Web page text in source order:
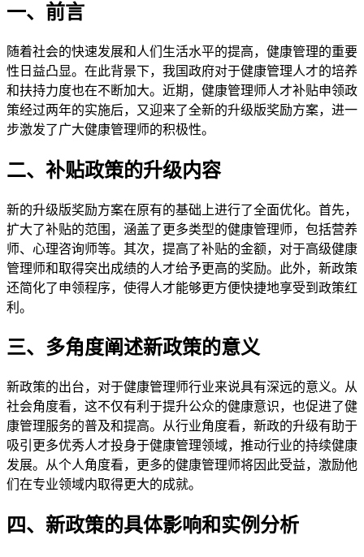
一、前言
随着社会的快速发展和人们生活水平的提高，健康管理的重要
性日益凸显。在此背景下，我国政府对于健康管理人才的培养
和扶持力度也在不断加大。近期，健康管理师人才补贴申领政
策经过两年的实施后，又迎来了全新的升级版奖励方案，进一
步激发了广大健康管理师的积极性。
二、补贴政策的升级内容
新的升级版奖励方案在原有的基础上进行了全面优化。首先，
扩大了补贴的范围，涵盖了更多类型的健康管理师，包括营养
师、心理咨询师等。其次，提高了补贴的金额，对于高级健康
管理师和取得突出成绩的人才给予更高的奖励。此外，新政策
还简化了申领程序，使得人才能够更方便快捷地享受到政策红
利。
三、多角度阐述新政策的意义
新政策的出台，对于健康管理师行业来说具有深远的意义。从
社会角度看，这不仅有利于提升公众的健康意识，也促进了健
康管理服务的普及和提高。从行业角度看，新政的升级有助于
吸引更多优秀人才投身于健康管理领域，推动行业的持续健康
发展。从个人角度看，更多的健康管理师将因此受益，激励他
们在专业领域内取得更大的成就。
四、新政策的具体影响和实例分析